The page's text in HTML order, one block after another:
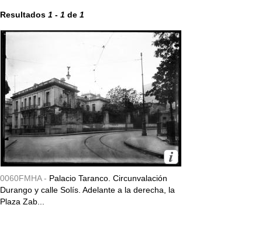
Resultados 1 - 1 de 1
0060FMHA - Palacio Taranco. Circunvalación
Durango y calle Solís. Adelante a la derecha, la
Plaza Zab...